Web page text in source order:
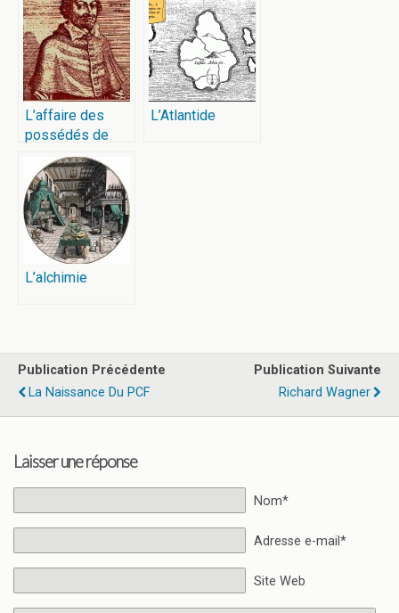
L’affaire des
possédés de
Loudun
L’Atlantide
L’alchimie
Publication Précédente
La Naissance Du PCF
Publication Suivante
Richard Wagner
Laisser une réponse
Nom*
Adresse e-mail*
Site Web